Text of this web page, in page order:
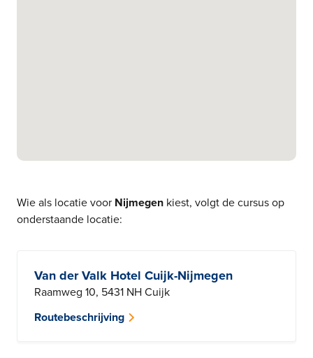
Wie als locatie voor Nijmegen kiest, volgt de cursus op
onderstaande locatie:
Van der Valk Hotel Cuijk-Nijmegen
Raamweg 10, 5431 NH Cuijk
Routebeschrijving